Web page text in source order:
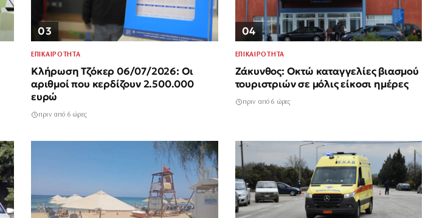
03
ΕΠΙΚΑΙΡΟΤΗΤΑ
Κλήρωση Τζόκερ 06/07/2026: Οι
αριθμοί που κερδίζουν 2.500.000
ευρώ
πριν από 6 ώρες
04
ΕΠΙΚΑΙΡΟΤΗΤΑ
Ζάκυνθος: Οκτώ καταγγελίες βιασμού
τουριστριών σε μόλις είκοσι ημέρες
πριν από 6 ώρες